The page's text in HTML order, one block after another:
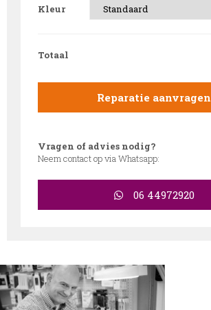
Kleur
Totaal
Reparatie aanvragen
Vragen of advies nodig?
Neem contact op via Whatsapp:
06 44972920